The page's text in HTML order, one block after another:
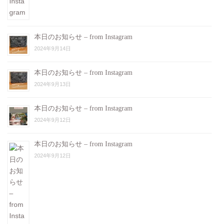
本日のお知らせ – from Instagram
2024年9月14日
本日のお知らせ – from Instagram
2024年9月13日
本日のお知らせ – from Instagram
2024年9月12日
本日のお知らせ – from Instagram
2024年9月12日